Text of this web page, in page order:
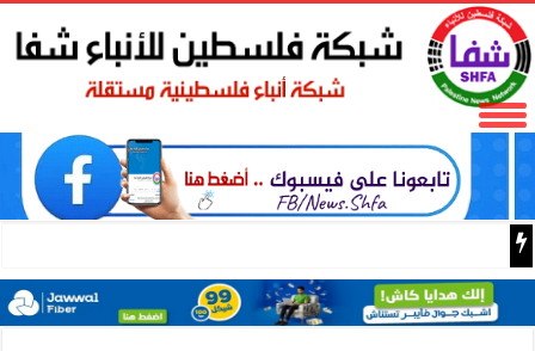
مع اقتراب الإعصار “دولفين”.. الصين تفعّل الإنذار الأحمر